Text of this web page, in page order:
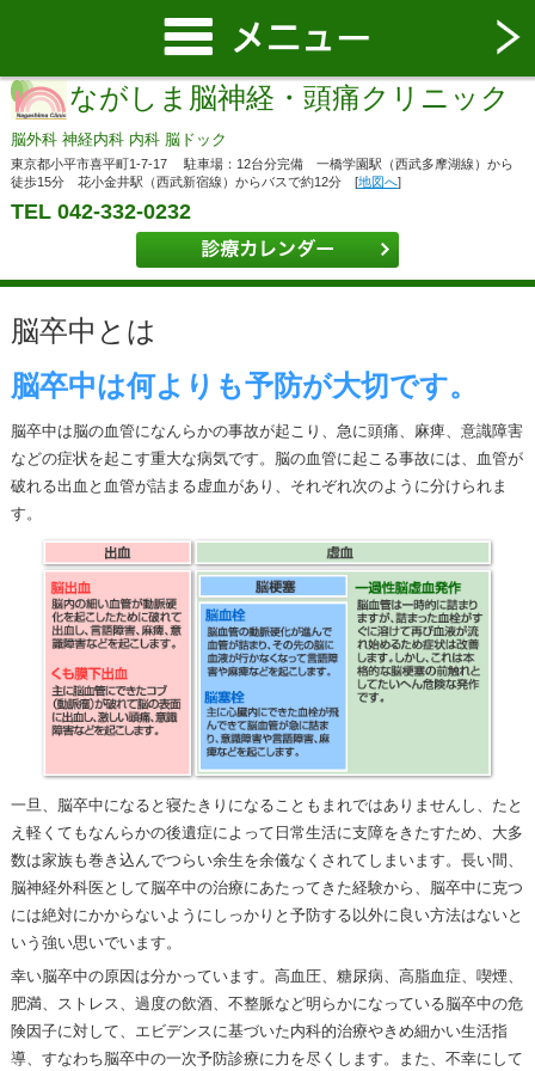
ながしま脳神経・頭痛クリニック
脳外科 神経内科 内科 脳ドック
東京都小平市喜平町1-7-17 駐車場：12台分完備 一橋学園駅（西武多摩湖線）から
徒歩15分 花小金井駅（西武新宿線）からバスで約12分 [地図へ]
TEL 042-332-0232
脳卒中とは
脳卒中は何よりも予防が大切です。
脳卒中は脳の血管になんらかの事故が起こり、急に頭痛、麻痺、意識障害
などの症状を起こす重大な病気です。脳の血管に起こる事故には、血管が
破れる出血と血管が詰まる虚血があり、それぞれ次のように分けられま
す。
一旦、脳卒中になると寝たきりになることもまれではありませんし、たと
え軽くてもなんらかの後遺症によって日常生活に支障をきたすため、大多
数は家族も巻き込んでつらい余生を余儀なくされてしまいます。長い間、
脳神経外科医として脳卒中の治療にあたってきた経験から、脳卒中に克つ
には絶対にかからないようにしっかりと予防する以外に良い方法はないと
いう強い思いでいます。
幸い脳卒中の原因は分かっています。高血圧、糖尿病、高脂血症、喫煙、
肥満、ストレス、過度の飲酒、不整脈など明らかになっている脳卒中の危
険因子に対して、エビデンスに基づいた内科的治療やきめ細かい生活指
導、すなわち脳卒中の一次予防診療に力を尽くします。また、不幸にして